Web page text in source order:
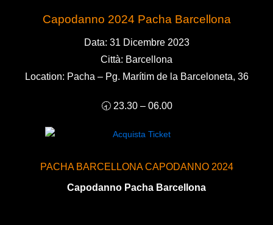
Capodanno 2024 Pacha Barcellona
Data: 31 Dicembre 2023
Città: Barcellona
Location: Pacha – Pg. Marítim de la Barceloneta, 36
🕣 23.30 – 06.00
PACHA BARCELLONA CAPODANNO 2024
Capodanno Pacha Barcellona